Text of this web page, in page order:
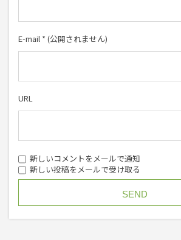
E-mail * (公開されません)
URL
新しいコメントをメールで通知
新しい投稿をメールで受け取る